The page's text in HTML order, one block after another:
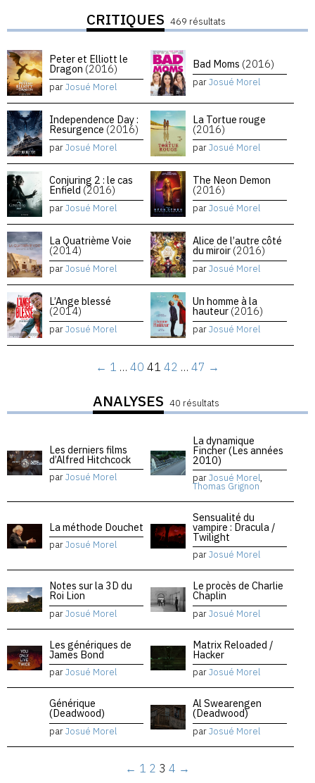
CRITIQUES 469 résultats
Peter et Elliott le
Dragon (2016)
parJosué Morel
Bad Moms (2016)
parJosué Morel
Independence Day :
Resurgence (2016)
parJosué Morel
La Tortue rouge
(2016)
parJosué Morel
Conjuring 2 : le cas
Enfield (2016)
parJosué Morel
The Neon Demon
(2016)
parJosué Morel
La Quatrième Voie
(2014)
parJosué Morel
Alice de l’autre côté
du miroir (2016)
parJosué Morel
L’Ange blessé
(2014)
parJosué Morel
Un homme à la
hauteur (2016)
parJosué Morel
← 1 … 40 41 42 … 47 →
ANALYSES 40 résultats
Les derniers films
d’Alfred Hitchcock
parJosué Morel
La dynamique
Fincher (Les années
2010)
parJosué Morel,
Thomas Grignon
La méthode Douchet
parJosué Morel
Sensualité du
vampire : Dracula /
Twilight
parJosué Morel
Notes sur la 3D du
Roi Lion
parJosué Morel
Le procès de Charlie
Chaplin
parJosué Morel
Les génériques de
James Bond
parJosué Morel
Matrix Reloaded /
Hacker
parJosué Morel
Générique
(Deadwood)
parJosué Morel
Al Swearengen
(Deadwood)
parJosué Morel
← 1 2 3 4 →